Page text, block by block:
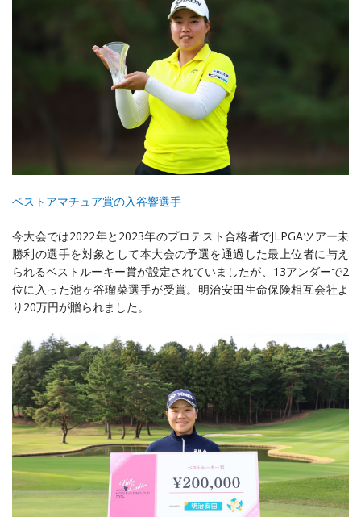
ベストアマチュア賞の入谷響選手
今大会では2022年と2023年のプロテスト合格者でJLPGAツアー未
勝利の選手を対象として本大会の予選を通過した最上位者に与え
られるベストルーキー賞が設定されていましたが、13アンダーで2
位に入った池ヶ谷瑠菜選手が受賞。明治安田生命保険相互会社よ
り20万円が贈られました。